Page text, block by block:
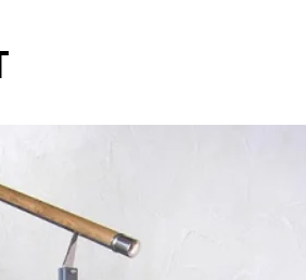
католог
лестниц
и выберите лестницу